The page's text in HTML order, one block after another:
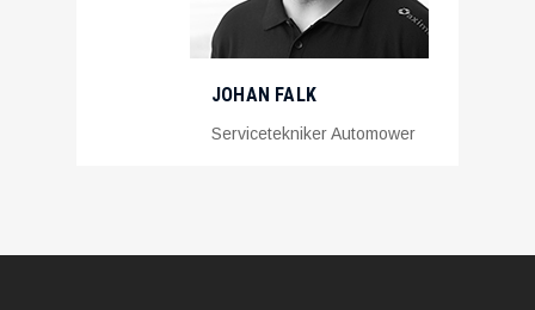
JOHAN FALK
Servicetekniker Automower